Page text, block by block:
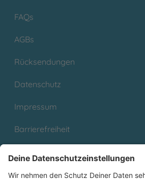
FAQs
AGBs
Rücksendungen
Datenschutz
Impressum
Barrierefreiheit
Partnerprogramm (Affiliate)